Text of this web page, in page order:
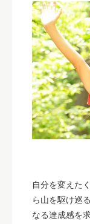
自分を変えた
ら山を駆け巡
なる達成感を